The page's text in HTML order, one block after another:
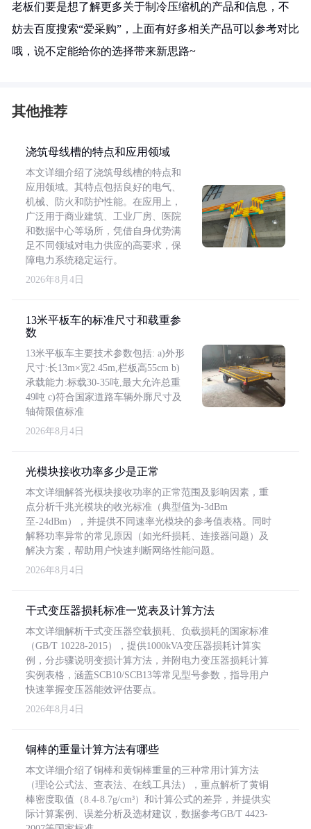
老板们要是想了解更多关于制冷压缩机的产品和信息，不
妨去百度搜索“爱采购”，上面有好多相关产品可以参考对比
哦，说不定能给你的选择带来新思路~
其他推荐
浇筑母线槽的特点和应用领域
本文详细介绍了浇筑母线槽的特点和
应用领域。其特点包括良好的电气、
机械、防火和防护性能。在应用上，
广泛用于商业建筑、工业厂房、医院
和数据中心等场所，凭借自身优势满
足不同领域对电力供应的高要求，保
障电力系统稳定运行。
2026年8月4日
13米平板车的标准尺寸和载重参
数
13米平板车主要技术参数包括: a)外形
尺寸:长13m×宽2.45m,栏板高55cm b)
承载能力:标载30-35吨,最大允许总重
49吨 c)符合国家道路车辆外廓尺寸及
轴荷限值标准
2026年8月4日
光模块接收功率多少是正常
本文详细解答光模块接收功率的正常范围及影响因素，重
点分析千兆光模块的收光标准（典型值为-3dBm
至-24dBm），并提供不同速率光模块的参考值表格。同时
解释功率异常的常见原因（如光纤损耗、连接器问题）及
解决方案，帮助用户快速判断网络性能问题。
2026年8月4日
干式变压器损耗标准一览表及计算方法
本文详细解析干式变压器空载损耗、负载损耗的国家标准
（GB/T 10228-2015），提供1000kVA变压器损耗计算实
例，分步骤说明变损计算方法，并附电力变压器损耗计算
实例表格，涵盖SCB10/SCB13等常见型号参数，指导用户
快速掌握变压器能效评估要点。
2026年8月4日
铜棒的重量计算方法有哪些
本文详细介绍了铜棒和黄铜棒重量的三种常用计算方法
（理论公式法、查表法、在线工具法），重点解析了黄铜
棒密度取值（8.4-8.7g/cm³）和计算公式的差异，并提供实
际计算案例、误差分析及选材建议，数据参考GB/T 4423-